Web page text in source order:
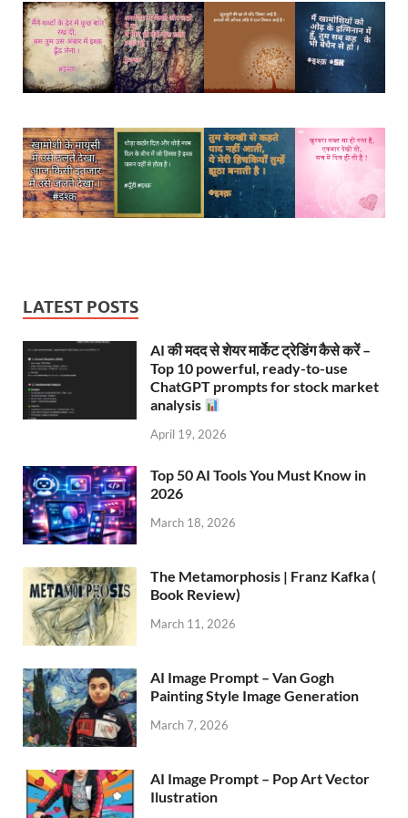
LATEST POSTS
AI की मदद से शेयर मार्केट ट्रेडिंग कैसे करें –
Top 10 powerful, ready-to-use
ChatGPT prompts for stock market
analysis
April 19, 2026
Top 50 AI Tools You Must Know in
2026
March 18, 2026
The Metamorphosis | Franz Kafka (
Book Review)
March 11, 2026
AI Image Prompt – Van Gogh
Painting Style Image Generation
March 7, 2026
AI Image Prompt – Pop Art Vector
Ilustration